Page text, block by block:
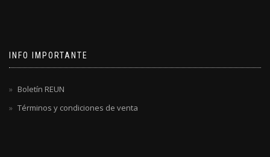
INFO IMPORTANTE
Boletín REUN
Términos y condiciones de venta